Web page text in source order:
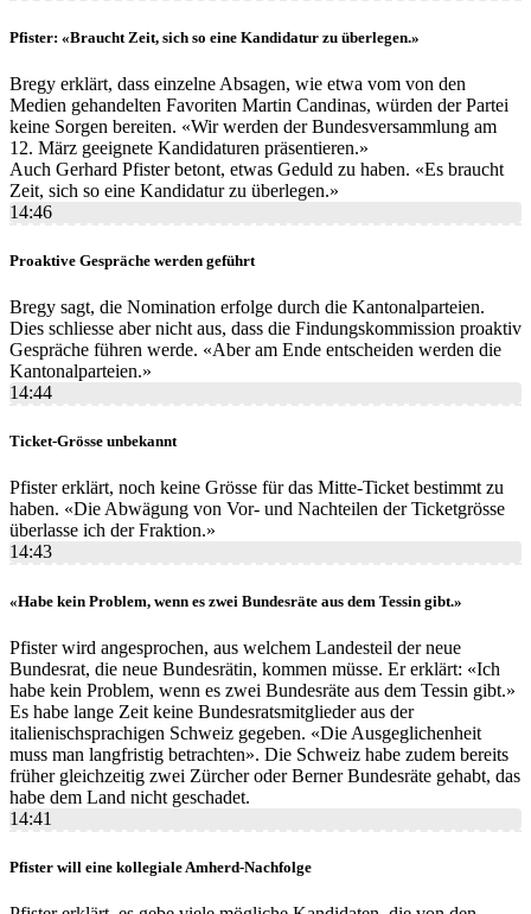
Pfister: «Braucht Zeit, sich so eine Kandidatur zu überlegen.»
Bregy erklärt, dass einzelne Absagen, wie etwa vom von den
Medien gehandelten Favoriten Martin Candinas, würden der Partei
keine Sorgen bereiten. «Wir werden der Bundesversammlung am
12. März geeignete Kandidaturen präsentieren.»
Auch Gerhard Pfister betont, etwas Geduld zu haben. «Es braucht
Zeit, sich so eine Kandidatur zu überlegen.»
14:46
Proaktive Gespräche werden geführt
Bregy sagt, die Nomination erfolge durch die Kantonalparteien.
Dies schliesse aber nicht aus, dass die Findungskommission proaktiv
Gespräche führen werde. «Aber am Ende entscheiden werden die
Kantonalparteien.»
14:44
Ticket-Grösse unbekannt
Pfister erklärt, noch keine Grösse für das Mitte-Ticket bestimmt zu
haben. «Die Abwägung von Vor- und Nachteilen der Ticketgrösse
überlasse ich der Fraktion.»
14:43
«Habe kein Problem, wenn es zwei Bundesräte aus dem Tessin gibt.»
Pfister wird angesprochen, aus welchem Landesteil der neue
Bundesrat, die neue Bundesrätin, kommen müsse. Er erklärt: «Ich
habe kein Problem, wenn es zwei Bundesräte aus dem Tessin gibt.»
Es habe lange Zeit keine Bundesratsmitglieder aus der
italienischsprachigen Schweiz gegeben. «Die Ausgeglichenheit
muss man langfristig betrachten». Die Schweiz habe zudem bereits
früher gleichzeitig zwei Zürcher oder Berner Bundesräte gehabt, das
habe dem Land nicht geschadet.
14:41
Pfister will eine kollegiale Amherd-Nachfolge